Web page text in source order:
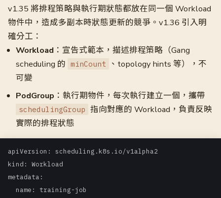
v1.35 將排程策略與執行期狀態都放在同一個 Workload
物件中，造成多副本時狀態更新的競爭。v1.36 引入明
確分工：
Workload ：宣告式範本，描述排程策略（Gang
scheduling 的 minCount
、topology hints 等），不
可變
PodGroup ：執行期物件，每次執行建立一個，攜帶
schedulingGroup 指向對應的 Workload，負責反映
實際的排程狀態
apiVersion: scheduling.k8s.io/v1alpha2
kind: Workload
metadata:
  name: training-job